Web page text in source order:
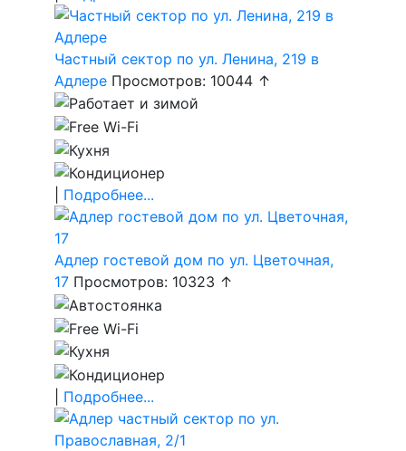
Частный сектор по ул. Ленина, 219 в
Адлере Просмотров: 10044 ↑
Подробнее...
Адлер гостевой дом по ул. Цветочная,
17 Просмотров: 10323 ↑
Подробнее...